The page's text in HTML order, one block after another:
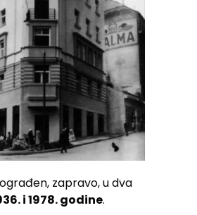
zapravo, u dva
i 1978. godine.